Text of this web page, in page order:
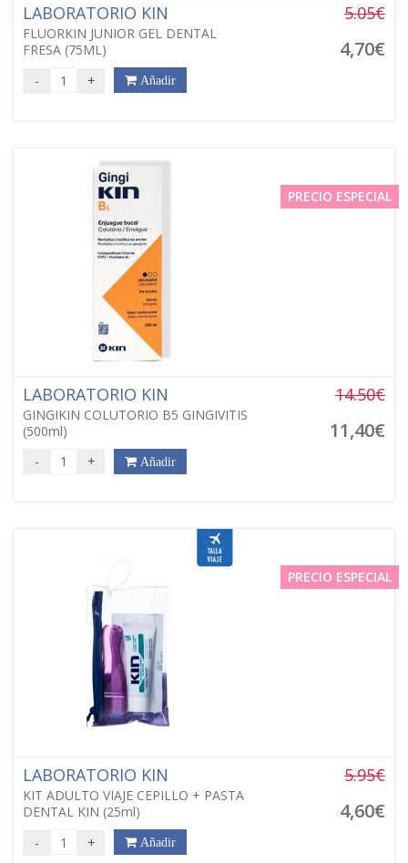
LABORATORIO KIN
FLUORKIN JUNIOR GEL DENTAL
FRESA (75ML)
5.05€
4,70€
- + Añadir
PRECIO ESPECIAL
LABORATORIO KIN
GINGIKIN COLUTORIO B5 GINGIVITIS
(500ml)
14.50€
11,40€
- + Añadir
PRECIO ESPECIAL
LABORATORIO KIN
KIT ADULTO VIAJE CEPILLO + PASTA
DENTAL KIN (25ml)
5.95€
4,60€
- + Añadir